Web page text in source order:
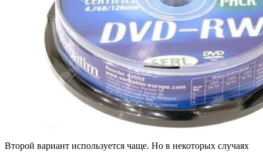
Второй вариант используется чаще. Но в некоторых случаях